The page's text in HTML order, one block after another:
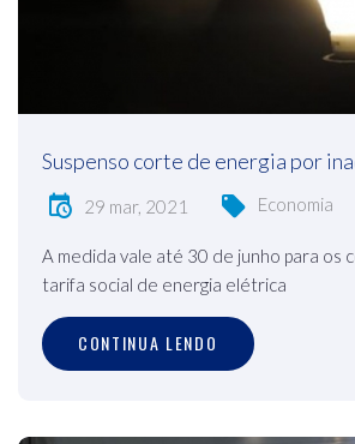
Suspenso corte de energia por
29 mar, 2021 Economia
A medida vale até 30 de junho para os
tarifa social de energia elétrica
CONTINUA LENDO